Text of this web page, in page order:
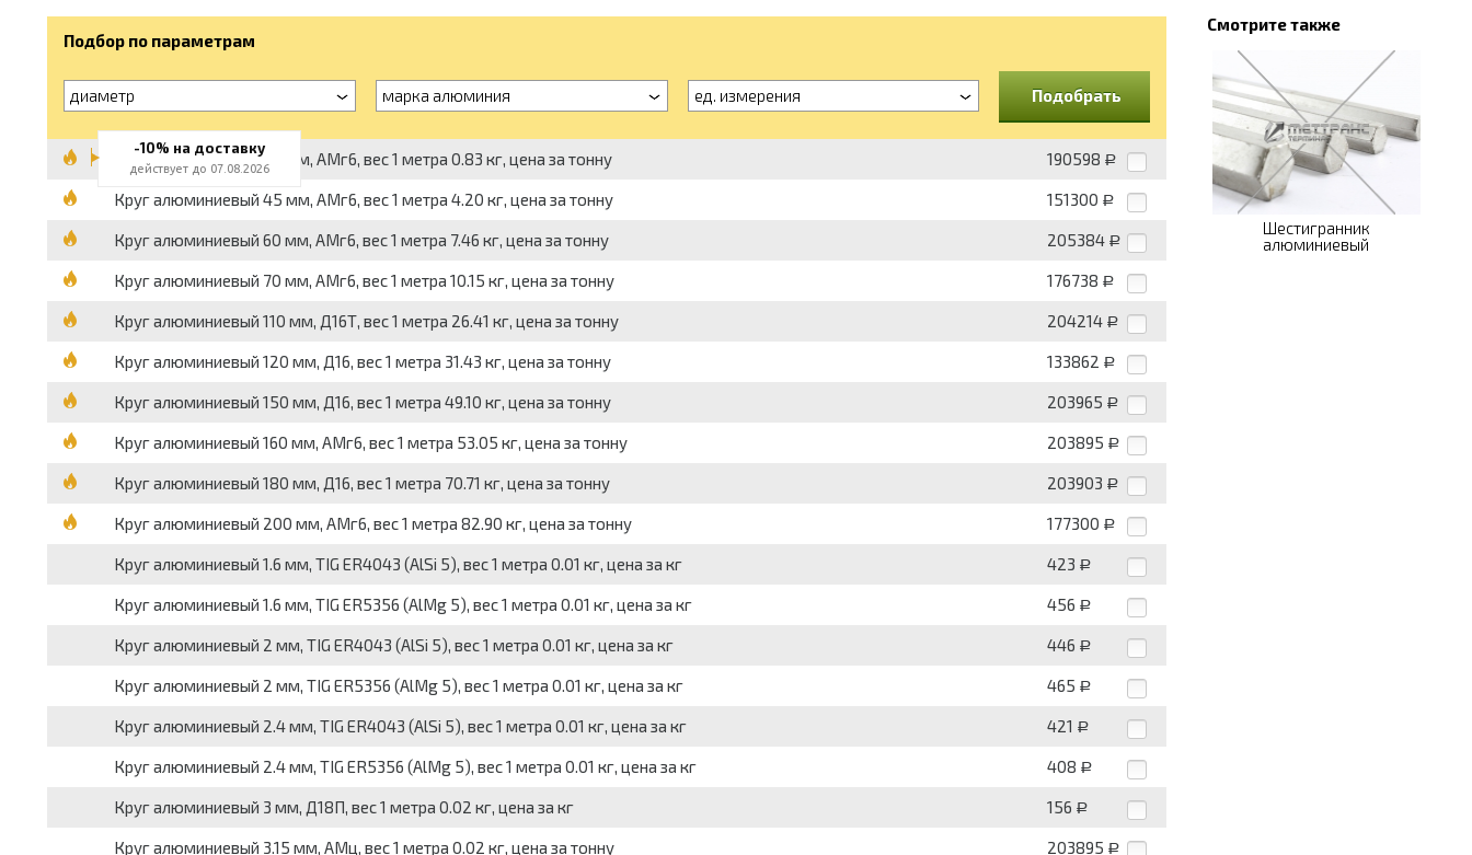
Подбор по параметрам
диаметр марка алюминия ед. измерения Подобрать
Круг алюминиевый 20 мм, АМг6, вес 1 метра 0.83 кг, цена за тонну 190598 Р
Круг алюминиевый 45 мм, АМг6, вес 1 метра 4.20 кг, цена за тонну 151300 Р
Круг алюминиевый 60 мм, АМг6, вес 1 метра 7.46 кг, цена за тонну 205384 Р
Круг алюминиевый 70 мм, АМг6, вес 1 метра 10.15 кг, цена за тонну 176738 Р
Круг алюминиевый 110 мм, Д16Т, вес 1 метра 26.41 кг, цена за тонну 204214 Р
Круг алюминиевый 120 мм, Д16, вес 1 метра 31.43 кг, цена за тонну 133862 Р
Круг алюминиевый 150 мм, Д16, вес 1 метра 49.10 кг, цена за тонну 203965 Р
Круг алюминиевый 160 мм, АМг6, вес 1 метра 53.05 кг, цена за тонну 203895 Р
Круг алюминиевый 180 мм, Д16, вес 1 метра 70.71 кг, цена за тонну 203903 Р
Круг алюминиевый 200 мм, АМг6, вес 1 метра 82.90 кг, цена за тонну 177300 Р
Круг алюминиевый 1.6 мм, TIG ER4043 (AlSi 5), вес 1 метра 0.01 кг, цена за кг 423 Р
Круг алюминиевый 1.6 мм, TIG ER5356 (AlMg 5), вес 1 метра 0.01 кг, цена за кг 456 Р
Круг алюминиевый 2 мм, TIG ER4043 (AlSi 5), вес 1 метра 0.01 кг, цена за кг 446 Р
Круг алюминиевый 2 мм, TIG ER5356 (AlMg 5), вес 1 метра 0.01 кг, цена за кг 465 Р
Круг алюминиевый 2.4 мм, TIG ER4043 (AlSi 5), вес 1 метра 0.01 кг, цена за кг 421 Р
Круг алюминиевый 2.4 мм, TIG ER5356 (AlMg 5), вес 1 метра 0.01 кг, цена за кг 408 Р
Круг алюминиевый 3 мм, Д18П, вес 1 метра 0.02 кг, цена за кг 156 Р
Круг алюминиевый 3.15 мм, АМц, вес 1 метра 0.02 кг, цена за тонну 203895 Р
Смотрите также
Шестигранник
алюминиевый
-10% на доставку
действует до 07.08.2026